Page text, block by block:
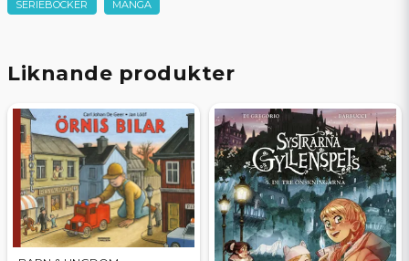
SERIEBÖCKER MANGA
Liknande produkter